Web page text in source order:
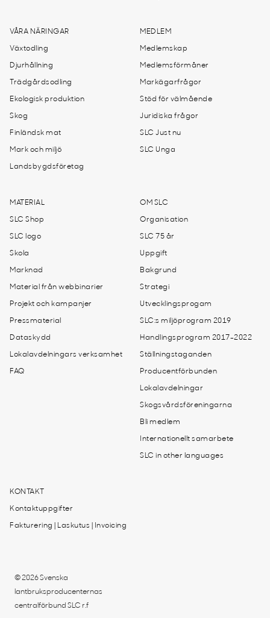
VÅRA NÄRINGAR
Växtodling
Djurhållning
Trädgårdsodling
Ekologisk produktion
Skog
Finländsk mat
Mark och miljö
Landsbygdsföretag
MEDLEM
Medlemskap
Medlemsförmåner
Markägarfrågor
Stöd för välmående
Juridiska frågor
SLC Just nu
SLC Unga
MATERIAL
SLC Shop
SLC logo
Skola
Marknad
Material från webbinarier
Projekt och kampanjer
Pressmaterial
Dataskydd
Lokalavdelningars verksamhet
FAQ
OM SLC
Organisation
SLC 75 år
Uppgift
Bakgrund
Strategi
Utvecklingsprogam
SLC:s miljöprogram 2019
Handlingsprogram 2017-2022
Ställningstaganden
Producentförbunden
Lokalavdelningar
Skogsvårdsföreningarna
Bli medlem
Internationellt samarbete
SLC in other languages
KONTAKT
Kontaktuppgifter
Fakturering | Laskutus | Invoicing
© 2026 Svenska
lantbruksproducenternas
centralförbund SLC r.f